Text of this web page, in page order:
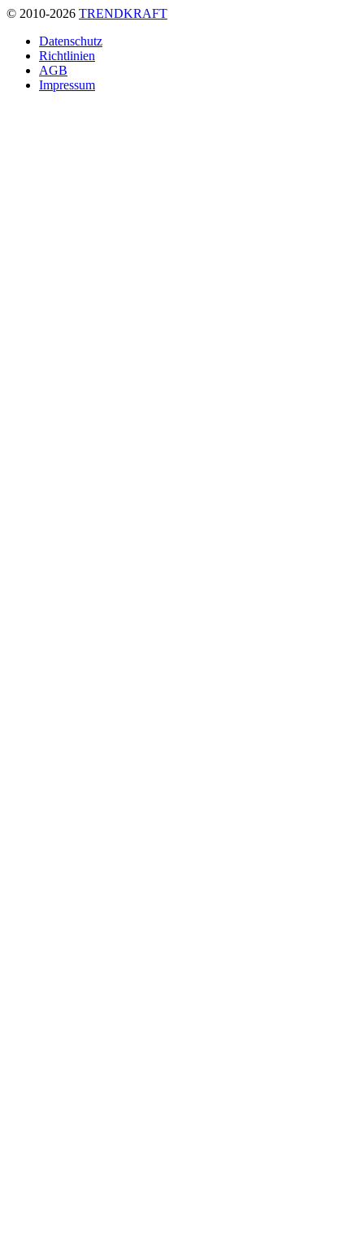
© 2010-2026 TRENDKRAFT
FußzeileDatenschutz
Richtlinien
AGB
Impressum